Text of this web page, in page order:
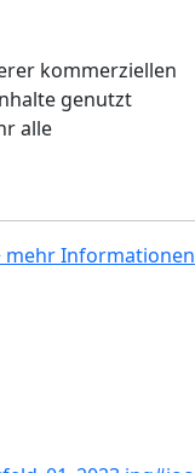
kommerziellen
genutzt
alle
mehr Informationen